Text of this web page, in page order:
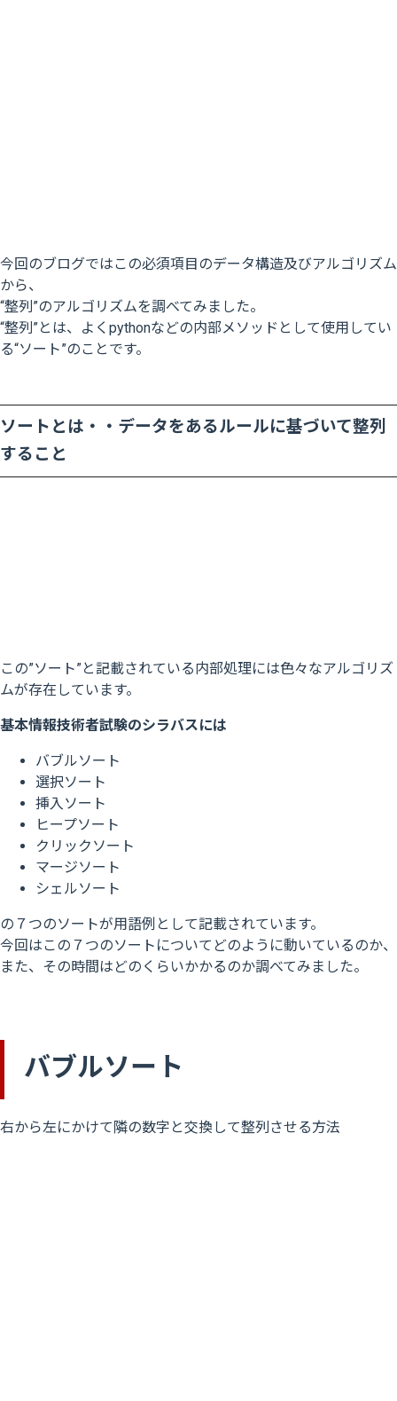
今回のブログではこの必須項目のデータ構造及びアルゴリズム
から、
“整列”のアルゴリズムを調べてみました。
“整列”とは、よくpythonなどの内部メソッドとして使用してい
る“ソート”のことです。
ソートとは・・データをあるルールに基づいて整列
すること
この”ソート”と記載されている内部処理には色々なアルゴリズ
ムが存在しています。
基本情報技術者試験のシラバスには
バブルソート
選択ソート
挿入ソート
ヒープソート
クリックソート
マージソート
シェルソート
の７つのソートが用語例として記載されています。
今回はこの７つのソートについてどのように動いているのか、
また、その時間はどのくらいかかるのか調べてみました。
バブルソート
右から左にかけて隣の数字と交換して整列させる方法